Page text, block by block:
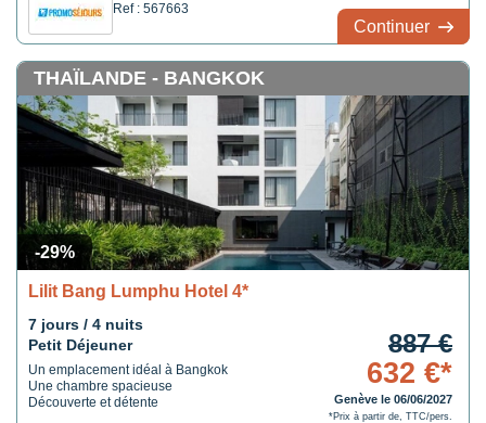
Ref : 567663
Continuer
-29%
THAÏLANDE - BANGKOK
Lilit Bang Lumphu Hotel 4*
7 jours / 4 nuits
Petit Déjeuner
Un emplacement idéal à Bangkok
Une chambre spacieuse
Découverte et détente
887 €
632 €*
Genève le 06/06/2027
*Prix à partir de, TTC/pers.